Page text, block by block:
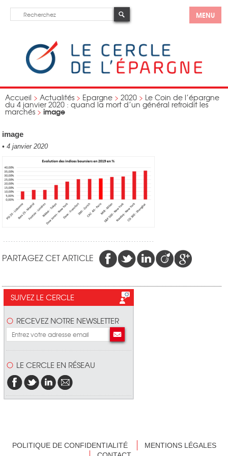
MENU
Accueil > Actualités > Epargne > 2020 > Le Coin de l’épargne
du 4 janvier 2020 : quand la mort d’un général refroidit les
marchés > image
image
• 4 janvier 2020
PARTAGEZ CET ARTICLE
SUIVEZ LE CERCLE
RECEVEZ NOTRE NEWSLETTER
LE CERCLE EN RÉSEAU
POLITIQUE DE CONFIDENTIALITÉ
MENTIONS LÉGALES